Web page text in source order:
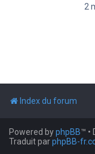
2
Index du forum
Powered byphpBB™ •
Traduit parphpBB-